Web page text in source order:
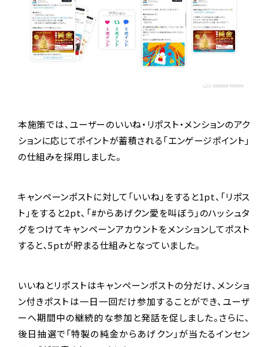
本施策では、ユーザーのいいね・リポスト・メンションのアク
ションに応じてポイントが蓄積される「エンゲージポイント」
の仕組みを採用しました。
キャンペーンポストに対して「いいね」をすると1pt、「リポス
ト」をすると2pt、「#からあげクン愛を叫ぼう」のハッシュタ
グをつけてキャンペーンアカウントをメンションしてポスト
すると、5ptが貯まる仕組みとなっていました。
いいねとリポストはキャンペーンポストの分だけ、メンショ
ン付きポストは一日一回だけ参加することができ、ユーザ
ーへ期間中の継続的な参加と発話を促しました。さらに、
後日抽選で「特製の純金からあげクン」が当たるインセン